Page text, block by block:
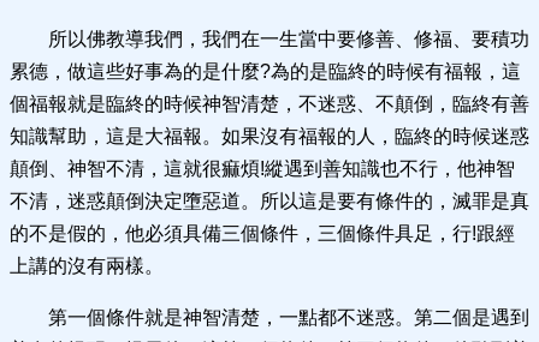
所以佛教導我們，我們在一生當中要修善、修福、要積功
累德，做這些好事為的是什麼?為的是臨終的時候有福報，這
個福報就是臨終的時候神智清楚，不迷惑、不顛倒，臨終有善
知識幫助，這是大福報。如果沒有福報的人，臨終的時候迷惑
顛倒、神智不清，這就很痲煩!縱遇到善知識也不行，他神智
不清，迷惑顛倒決定墮惡道。所以這是要有條件的，滅罪是真
的不是假的，他必須具備三個條件，三個條件具足，行!跟經
上講的沒有兩樣。
第一個條件就是神智清楚，一點都不迷惑。第二個是遇到